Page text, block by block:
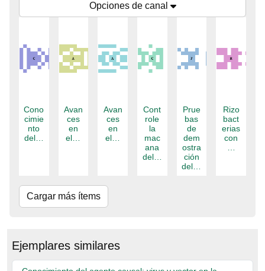
Opciones de canal
Cono
cimie
nto
del…
Avan
ces
en
el…
Avan
ces
en
el…
Cont
role
la
mac
ana
del…
Prue
bas
de
dem
ostra
ción
del…
Rizo
bact
erias
con
Cargar más ítems
Ejemplares similares